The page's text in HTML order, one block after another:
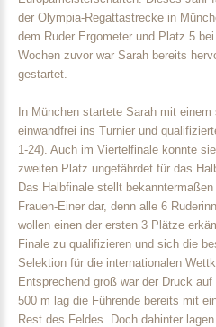
der Olympia-Regattastrecke in
dem Ruder Ergometer und Platz 5
Wochen zuvor war Sarah bereits
gestartet.
In München startete Sarah mit
einwandfrei ins Turnier und
1-24). Auch im Viertelfinale konnte
zweiten Platz ungefährdet für das
Das Halbfinale stellt
Frauen-Einer dar, denn alle 6
wollen einen der ersten 3 Plätze
Finale zu qualifizieren und sich die
Selektion für die internationalen
Entsprechend groß war der Druck
500 m lag die Führende bereits mit
Rest des Feldes. Doch dahinter